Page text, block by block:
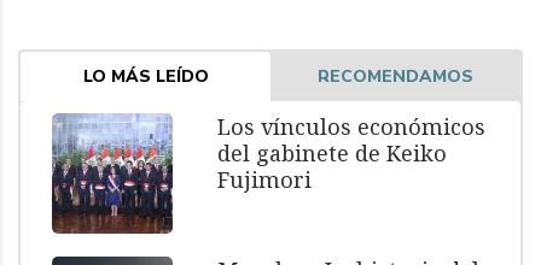
LO MÁS LEÍDO RECOMENDAMOS
Los vínculos económicos
del gabinete de Keiko
Fujimori